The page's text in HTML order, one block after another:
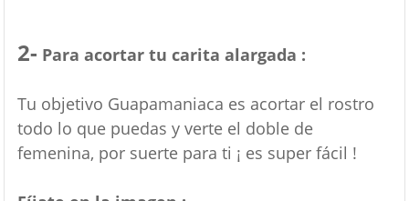
2- Para acortar tu carita alargada :
Tu objetivo Guapamaniaca es acortar el rostro
todo lo que puedas y verte el doble de
femenina, por suerte para ti ¡ es super fácil !